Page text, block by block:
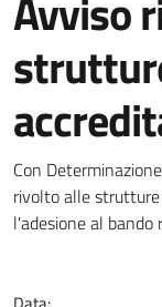
Avviso
Avviso
Con
rivolto alle
l'adesione al